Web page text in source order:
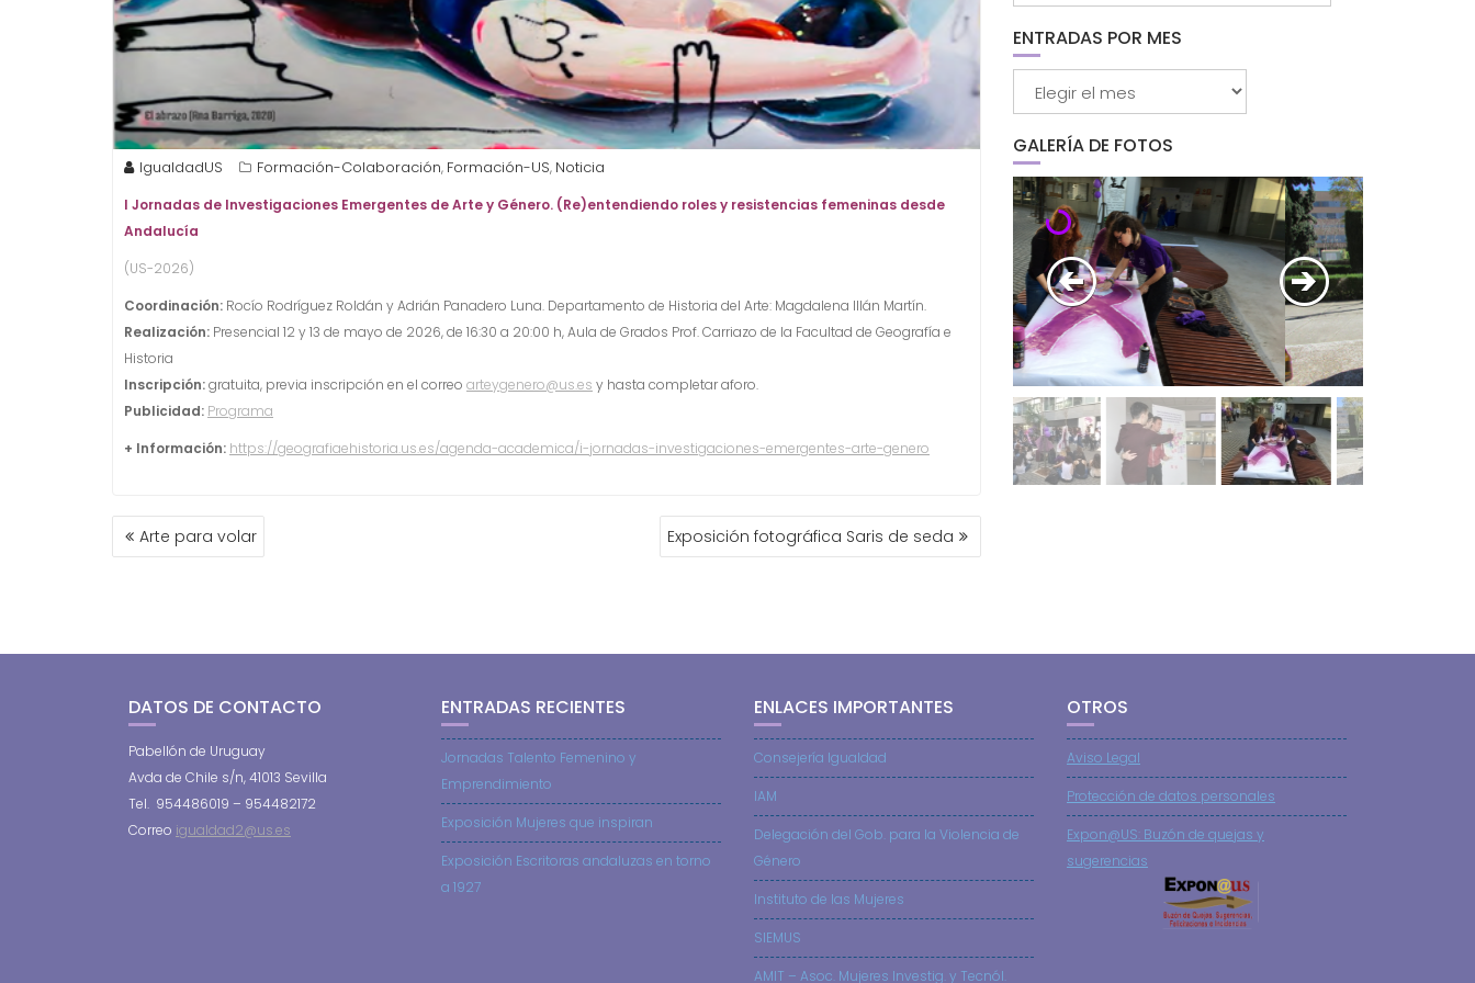
IgualdadUS Formación-Colaboración, Formación-US, Noticia
I Jornadas de Investigaciones Emergentes de Arte y Género. (Re)entendiendo roles y resistencias femeninas desde
Andalucía
(US-2026)
Coordinación: Rocío Rodríguez Roldán y Adrián Panadero Luna. Departamento de Historia del Arte: Magdalena Illán Martín.
Realización: Presencial 12 y 13 de mayo de 2026, de 16:30 a 20:00 h, Aula de Grados Prof. Carriazo de la Facultad de Geografía e
Historia
Inscripción:gratuita, previa inscripción en el correo arteygenero@us.es y hasta completar aforo.
Publicidad: Programa
+ Información: https://geografiaehistoria.us.es/agenda-academica/i-jornadas-investigaciones-emergentes-arte-genero
NAVEGACIÓN
DEArte para volar Exposición fotográfica Saris de seda
ENTRADAS POR MES
GALERÍA DE FOTOS
DATOS DE CONTACTO
Pabellón de Uruguay
Avda de Chile s/n, 41013 Sevilla
Tel. 954486019 – 954482172
Correo igualdad2@us.es
ENTRADAS RECIENTES
Jornadas Talento Femenino y
Emprendimiento
Exposición Mujeres que inspiran
Exposición Escritoras andaluzas en torno
a 1927
ENLACES IMPORTANTES
Consejería Igualdad
IAM
Delegación del Gob. para la Violencia de
Género
Instituto de las Mujeres
SIEMUS
AMIT – Asoc. Mujeres Investig. y Tecnól.
OTROS
Aviso Legal
Protección de datos personales
Expon@US: Buzón de quejas y
sugerencias